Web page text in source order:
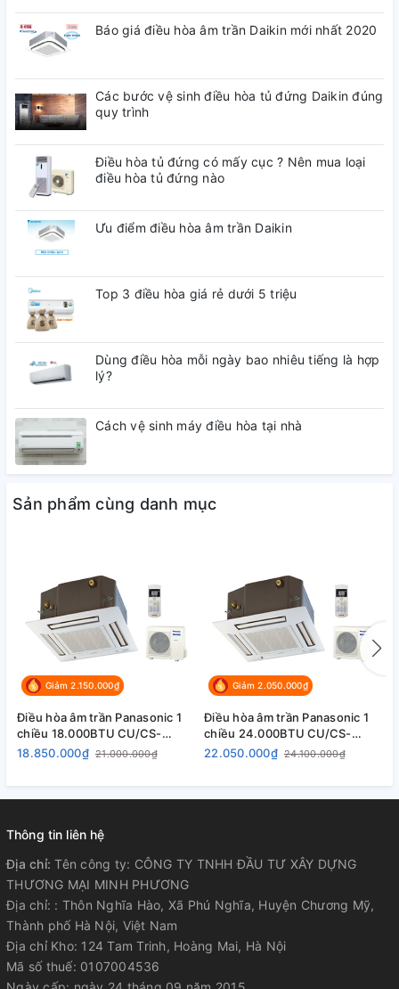
Điều hòa âm trần Panasonic 4 hướng gió thổi
Tích hợp công nghệ inverter tiết kiệm điện tân tiến nhất,
giúp tiết kiệm 50% điện năng, quý khách hàng hoàn toàn an
tâm khi sử dụng sản phẩm mà không phải lo lắng tiền điện
hàng tháng mà người dùng luôn cảm thấy dễ chịu thoải mái
nhất khi sử dụng điều hòa.
hoạt động sinh sổi nẩy nở của các loại virus, vi khuẩn, trả lại
môi trường sống trong lành nhất, góp phần bảo vệ sức khỏe
con người.
Thương hiệu số 1 thế giới, nhập khẩu chính hãng Malaysia.
Công nghệ tân tiến nhất đem đến những trải nghiệm người
tuyệt vời cho người dùng. Quý khách hàng hoàn toàn yên
tâm khi lựa chọn sản phẩm của Panasonic
Điều hòa âm trần Panasonic 48.000BTU Inverter S-
48PU2H5-8/U-48PS2H5-8 sử dụng gas R410A thân thiện
với môi trường và ra tăng hiệu suất làm lạnh lên đến 1,6 lần
so với gas R22.
Báo giá điều hòa âm trần Daikin mới nhất 2020
Các bước vệ sinh điều hòa tủ đứng Daikin đúng
quy trình
Điều hòa tủ đứng có mấy cục ? Nên mua loại
điều hòa tủ đứng nào
Ưu điểm điều hòa âm trần Daikin
Top 3 điều hòa giá rẻ dưới 5 triệu
Dùng điều hòa mỗi ngày bao nhiêu tiếng là hợp
lý?
Cách vệ sinh máy điều hòa tại nhà
Sản phẩm cùng danh mục
Giảm 2.150.000₫
Điều hòa âm trần Panasonic 1
chiều 18.000BTU CU/CS-
PC18DB4H
18.850.000₫ 21.000.000₫
Giảm 2.050.000₫
Điều hòa âm trần Panasonic 1
chiều 24.000BTU CU/CS-
PC24DB4H
22.050.000₫ 24.100.000₫
Thông tin liên hệ
Địa chỉ:Tên công ty: CÔNG TY TNHH ĐẦU TƯ XÂY DỰNG
THƯƠNG MẠI MINH PHƯƠNG
Địa chỉ: : Thôn Nghĩa Hào, Xã Phú Nghĩa, Huyện Chương Mỹ,
Thành phố Hà Nội, Việt Nam
Địa chỉ Kho: 124 Tam Trinh, Hoàng Mai, Hà Nội
Mã số thuế: 0107004536